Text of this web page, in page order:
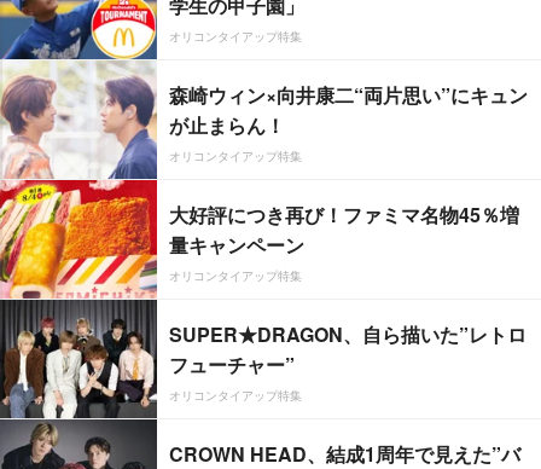
オリコンタイアップ特集
森崎ウィン×向井康二“両片思い”にキュン
が止まらん！
オリコンタイアップ特集
大好評につき再び！ファミマ名物45％増
量キャンペーン
オリコンタイアップ特集
SUPER★DRAGON、自ら描いた”レトロ
フューチャー”
オリコンタイアップ特集
CROWN HEAD、結成1周年で見えた”バ